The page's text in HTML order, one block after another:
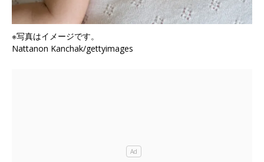
※写真はイメージです。
Nattanon Kanchak/gettyimages